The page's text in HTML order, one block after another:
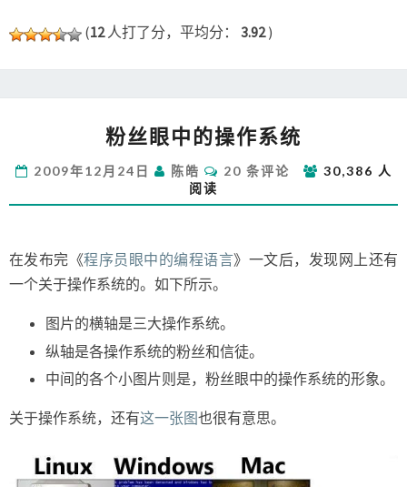
(12人打了分，平均分： 3.92)
丝
中
的
系
统
粉丝眼中的操作系统
2009年12月24日 陈皓
评
论
20 条评论
30,386 人
阅读
在发布完《程序员眼中的编程语言》一文后，发现网上还有
一个关于操作系统的。如下所示。
图片的横轴是三大操作系统。
纵轴是各操作系统的粉丝和信徒。
中间的各个小图片则是，粉丝眼中的操作系统的形象。
关于操作系统，还有这一张图也很有意思。